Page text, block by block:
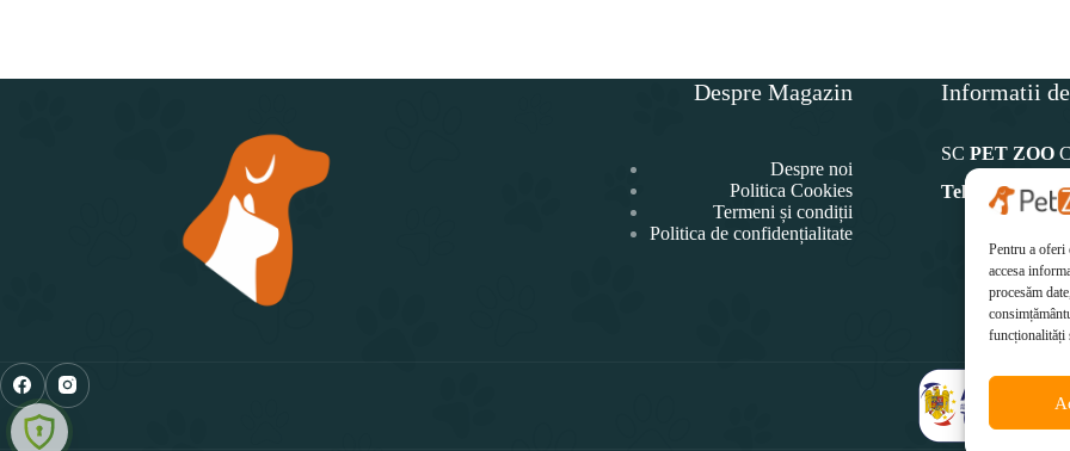
Pentru a oferi
accesa
procesăm
funcționalități
Despre Magazin
Despre noi
Politica Cookies
Termeni și condiții
Politica de confidențialitate
Informatii
SC PET ZOO
Telefon:
0771